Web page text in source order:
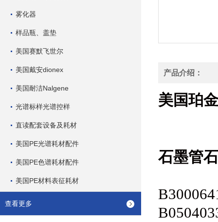
雾化器
样品瓶、盖垫
美国赛默飞世尔
美国戴安dionex
美国耐洁Nalgene
光谱标样光谱控样
直读配套设备及耗材
美国PE光谱耗材配件
美国PE色谱耗材配件
美国PE材料表征耗材
查看更多
产品介绍：
美国珀
石墨管